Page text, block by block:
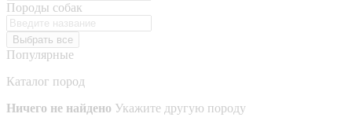
Породы собак
Выбрать все
Популярные
Каталог пород
Ничего не найдено Укажите другую породу